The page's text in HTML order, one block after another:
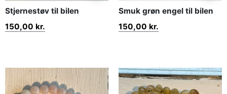
Stjernestøv til bilen
150,00 kr.
Smuk grøn engel til bilen
150,00 kr.